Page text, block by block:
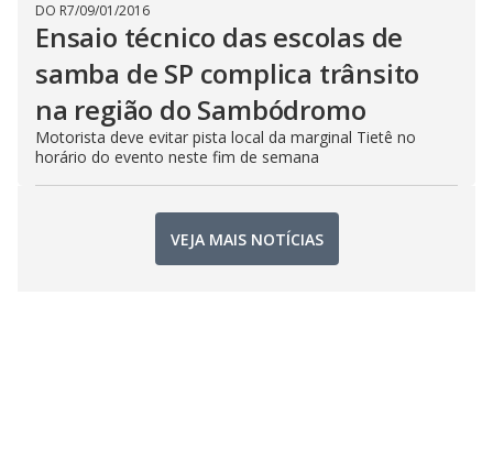
DO R7/09/01/2016
Ensaio técnico das escolas de
samba de SP complica trânsito
na região do Sambódromo
Motorista deve evitar pista local da marginal Tietê no
horário do evento neste fim de semana
VEJA MAIS NOTÍCIAS